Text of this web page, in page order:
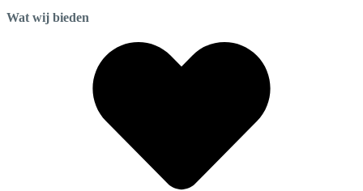
Wat wij bieden